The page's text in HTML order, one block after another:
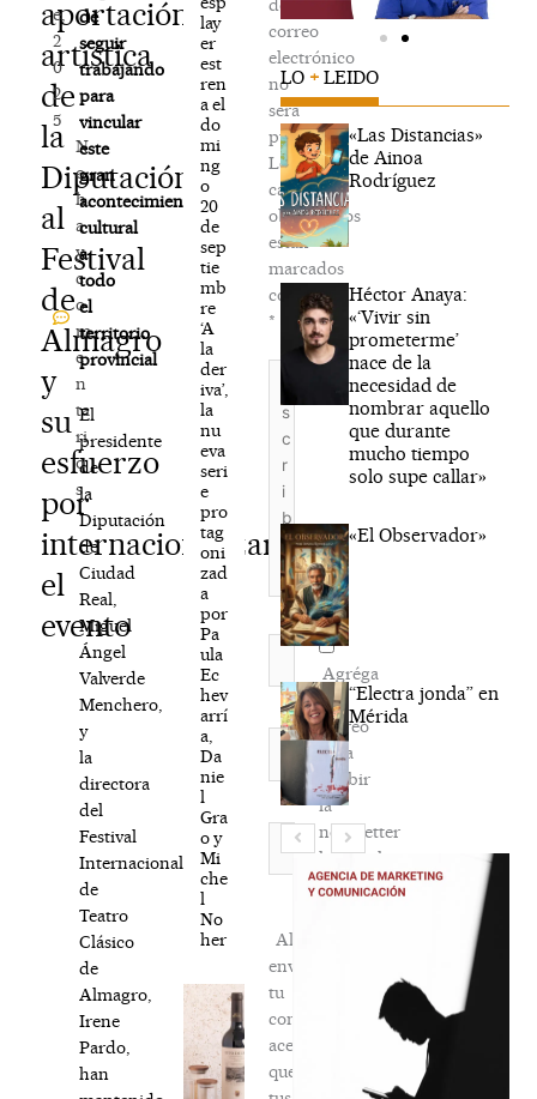
aportación
artística
de
la
Diputación
al
Festival
de
Almagro
y
su
esfuerzo
por
internacionalizar
el
evento
e,
2
0
2
5
N
o
h
a
y
c
o
m
e
n
ta
ri
o
s
de
seguir
trabajando
para
vincular
este
gran
acontecimiento
cultural
a
todo
el
territorio
provincial
El
presidente
de
la
Diputación
de
Ciudad
Real,
Miguel
Ángel
Valverde
Menchero,
y
la
directora
del
Festival
Internacional
de
Teatro
Clásico
de
Almagro,
Irene
Pardo,
han
lay
er
est
ren
a el
do
mi
ng
o
20
de
sep
tie
mb
re
‘A
la
der
iva’,
la
nu
eva
seri
e
pro
tag
oni
zad
a
por
Pa
ula
Ec
hev
arrí
a,
Da
nie
l
Gra
o y
Mi
che
l
No
her
de
correo
electrónico
no
será
publicada.
Los
campos
obligatorios
están
marcados
con
*
Escribe
Nombre*
Correo
electrónico*
Web
Agréga
mi
correo
para
recibir
la
newsletter
habitual
Al
enviar
tu
comentario,
aceptas
que
LO + LEIDO
«Las Distancias»
de Ainoa
Rodríguez
Héctor Anaya:
«‘Vivir sin
prometerme’
nace de la
necesidad de
nombrar aquello
que durante
mucho tiempo
solo supe callar»
«El Observador»
“Electra jonda” en
Mérida